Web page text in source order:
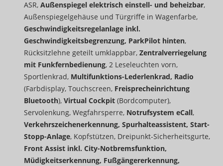
ASR, Außenspiegel elektrisch einstell- und beheizbar,
Außenspiegelgehäuse und Türgriffe in Wagenfarbe,
Geschwindigkeitsregelanlage inkl.
Geschwindigkeitsbegrenzung, ParkPilot hinten,
Rücksitzlehne geteilt umklappbar, Zentralverriegelung
mit Funkfernbedienung, 2 Leseleuchten vorn,
Sportlenkrad, Multifunktions-Lederlenkrad, Radio
(Farbdisplay, Touchscreen, Freisprecheinrichtung
Bluetooth), Virtual Cockpit (Bordcomputer),
Servolenkung, Wegfahrsperre, Notrufsystem eCall,
Verkehrszeichenerkennung, Spurhalteassistent, Start-
Stopp-Anlage, Kopfstützen, Dreipunkt-Sicherheitsgurte,
Front Assist inkl. City-Notbremsfunktion,
Müdigkeitserkennung, Fußgängererkennung,